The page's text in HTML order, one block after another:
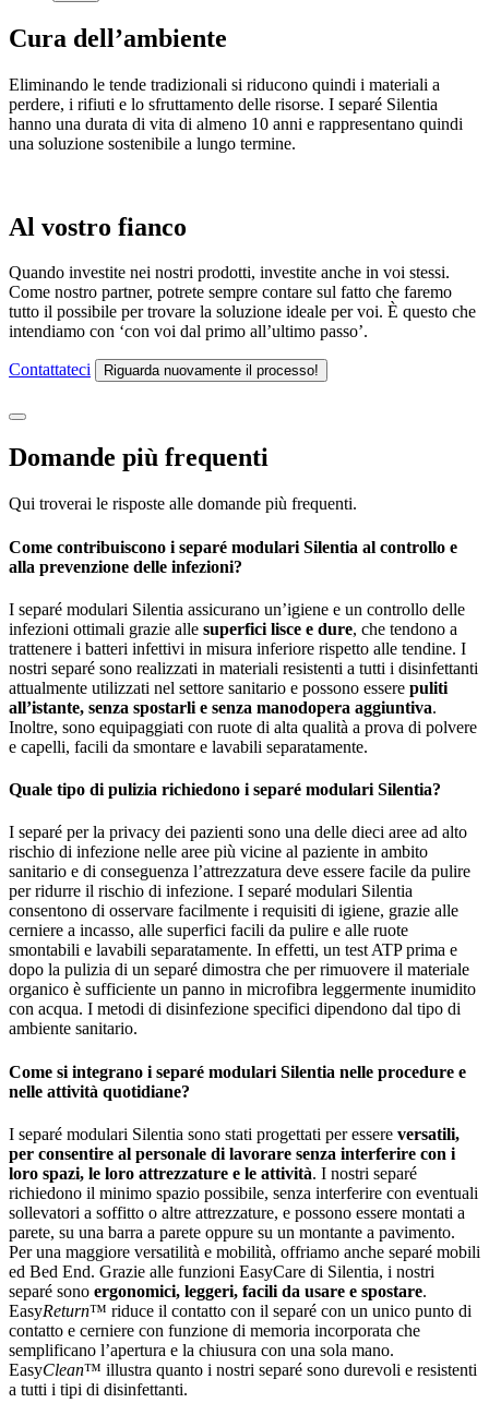
Cura dell’ambiente
Eliminando le tende tradizionali si riducono quindi i materiali a
perdere, i rifiuti e lo sfruttamento delle risorse. I separé Silentia
hanno una durata di vita di almeno 10 anni e rappresentano quindi
una soluzione sostenibile a lungo termine.
Al vostro fianco
Quando investite nei nostri prodotti, investite anche in voi stessi.
Come nostro partner, potrete sempre contare sul fatto che faremo
tutto il possibile per trovare la soluzione ideale per voi. È questo che
intendiamo con ‘con voi dal primo all’ultimo passo’.
Contattateci Riguarda nuovamente il processo!
Domande più frequenti
Qui troverai le risposte alle domande più frequenti.
Come contribuiscono i separé modulari Silentia al controllo e
alla prevenzione delle infezioni?
I separé modulari Silentia assicurano un’igiene e un controllo delle
infezioni ottimali grazie alle superfici lisce e dure, che tendono a
trattenere i batteri infettivi in misura inferiore rispetto alle tendine. I
nostri separé sono realizzati in materiali resistenti a tutti i disinfettanti
attualmente utilizzati nel settore sanitario e possono essere puliti
all’istante, senza spostarli e senza manodopera aggiuntiva.
Inoltre, sono equipaggiati con ruote di alta qualità a prova di polvere
e capelli, facili da smontare e lavabili separatamente.
Quale tipo di pulizia richiedono i separé modulari Silentia?
I separé per la privacy dei pazienti sono una delle dieci aree ad alto
rischio di infezione nelle aree più vicine al paziente in ambito
sanitario e di conseguenza l’attrezzatura deve essere facile da pulire
per ridurre il rischio di infezione. I separé modulari Silentia
consentono di osservare facilmente i requisiti di igiene, grazie alle
cerniere a incasso, alle superfici facili da pulire e alle ruote
smontabili e lavabili separatamente. In effetti, un test ATP prima e
dopo la pulizia di un separé dimostra che per rimuovere il materiale
organico è sufficiente un panno in microfibra leggermente inumidito
con acqua. I metodi di disinfezione specifici dipendono dal tipo di
ambiente sanitario.
Come si integrano i separé modulari Silentia nelle procedure e
nelle attività quotidiane?
I separé modulari Silentia sono stati progettati per essere versatili,
per consentire al personale di lavorare senza interferire con i
loro spazi, le loro attrezzature e le attività. I nostri separé
richiedono il minimo spazio possibile, senza interferire con eventuali
sollevatori a soffitto o altre attrezzature, e possono essere montati a
parete, su una barra a parete oppure su un montante a pavimento.
Per una maggiore versatilità e mobilità, offriamo anche separé mobili
ed Bed End. Grazie alle funzioni EasyCare di Silentia, i nostri
separé sono ergonomici, leggeri, facili da usare e spostare.
EasyReturn™ riduce il contatto con il separé con un unico punto di
contatto e cerniere con funzione di memoria incorporata che
semplificano l’apertura e la chiusura con una sola mano.
EasyClean™ illustra quanto i nostri separé sono durevoli e resistenti
a tutti i tipi di disinfettanti.